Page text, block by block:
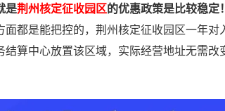
是荆州核定征收园区的优惠政策是比较稳定！
都是能把控的，荆州核定征收园区一年对
算中心放置该区域，实际经营地址无需改